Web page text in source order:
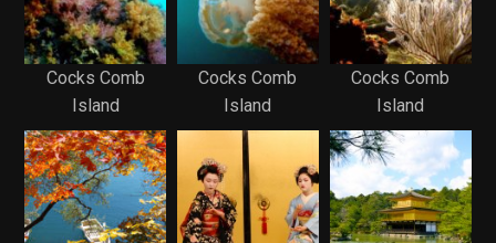
Cocks Comb
Island
Cocks Comb
Island
Cocks Comb
Island